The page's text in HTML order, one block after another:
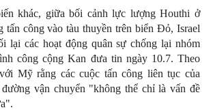
khác, giữa bối cảnh lực lượng Houthi ở
tấn công vào tàu thuyền trên biển Đỏ, Israel
lại các hoạt động quân sự chống lại nhóm
công cộng Kan đưa tin ngày 10.7. Theo
Mỹ rằng các cuộc tấn công liên tục của
vận chuyển "không thể chỉ là vấn đề